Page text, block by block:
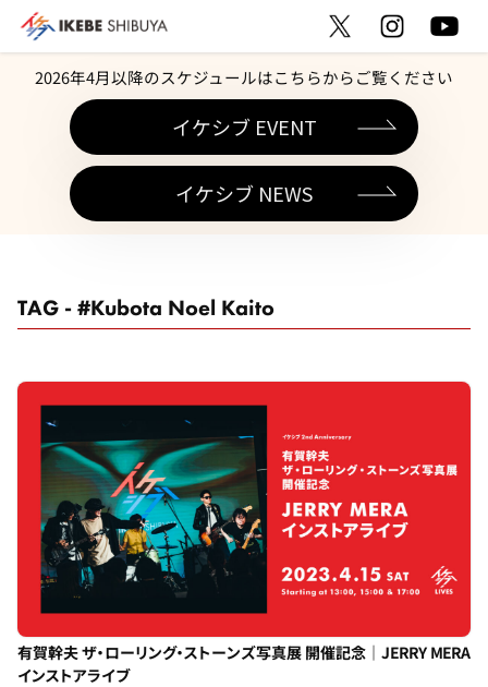
2026年4月以降のスケジュールはこちらからご覧ください
イケシブ EVENT
イケシブ NEWS
TAG - #Kubota Noel Kaito
有賀幹夫 ザ・ローリング・ストーンズ写真展 開催記念｜JERRY MERA
インストアライブ